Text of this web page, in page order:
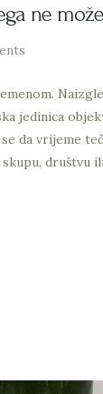
ne
jedinica
da vrijeme
društvu